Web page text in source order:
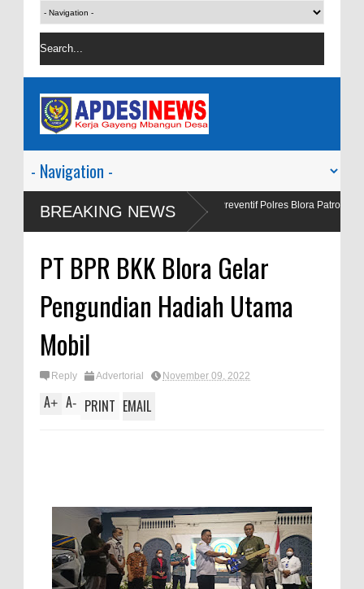
BREAKING NEWSSatgas Preventif Polres Blora Patroli Keamanan Pusat
Wisata
PT BPR BKK Blora Gelar
Pengundian Hadiah Utama
Mobil
Reply Advertorial November 09, 2022
A+ A- PRINT EMAIL